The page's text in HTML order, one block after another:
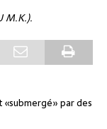
M.K.).
«submergé» par des